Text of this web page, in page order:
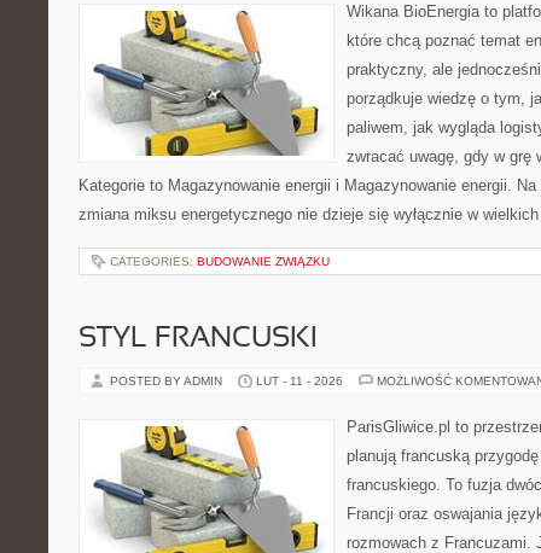
Wikana BioEnergia to
które chcą poznać temat
praktyczny, ale
porządkuje wiedzę o tym,
paliwem, jak wygląda
zwracać uwagę, gdy w grę
Kategorie to Magazynowanie energii i Magazynowanie energii.
zmiana miksu energetycznego nie dzieje się wyłącznie w
CATEGORIES: BUDOWANIE ZWIĄZKU
STYL FRANCUSKI
POSTED BY ADMIN LUT - 11 - 2026 MOŻLIWOŚĆ
ParisGliwice.pl to
planują francuską
francuskiego. To fuzja
Francji oraz oswajania
rozmowach z Francuzami.